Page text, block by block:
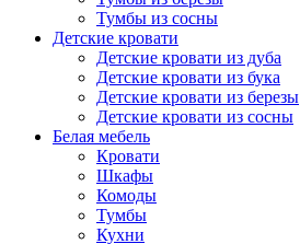
Тумбы из сосны
Детские кровати
Детские кровати из дуба
Детские кровати из бука
Детские кровати из березы
Детские кровати из сосны
Белая мебель
Кровати
Шкафы
Комоды
Тумбы
Кухни